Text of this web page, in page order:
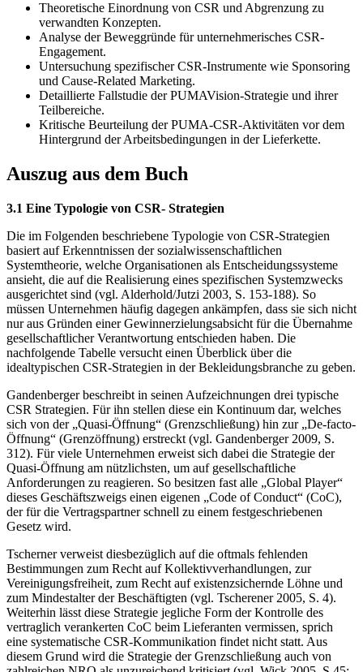
Theoretische Einordnung von CSR und Abgrenzung zu
verwandten Konzepten.
Analyse der Beweggründe für unternehmerisches CSR-
Engagement.
Untersuchung spezifischer CSR-Instrumente wie Sponsoring
und Cause-Related Marketing.
Detaillierte Fallstudie der PUMAVision-Strategie und ihrer
Teilbereiche.
Kritische Beurteilung der PUMA-CSR-Aktivitäten vor dem
Hintergrund der Arbeitsbedingungen in der Lieferkette.
Auszug aus dem Buch
3.1 Eine Typologie von CSR- Strategien
Die im Folgenden beschriebene Typologie von CSR-Strategien
basiert auf Erkenntnissen der sozialwissenschaftlichen
Systemtheorie, welche Organisationen als Entscheidungssysteme
ansieht, die auf die Realisierung eines spezifischen Systemzwecks
ausgerichtet sind (vgl. Alderhold/Jutzi 2003, S. 153-188). So
müssen Unternehmen häufig dagegen ankämpfen, dass sie sich nicht
nur aus Gründen einer Gewinnerzielungsabsicht für die Übernahme
gesellschaftlicher Verantwortung entschieden haben. Die
nachfolgende Tabelle versucht einen Überblick über die
idealtypischen CSR-Strategien in der Bekleidungsbranche zu geben.
Gandenberger beschreibt in seinen Aufzeichnungen drei typische
CSR Strategien. Für ihn stellen diese ein Kontinuum dar, welches
sich von der „Quasi-Öffnung“ (Grenzschließung) hin zur „De-facto-
Öffnung“ (Grenzöffnung) erstreckt (vgl. Gandenberger 2009, S.
312). Für viele Unternehmen erweist sich dabei die Strategie der
Quasi-Öffnung am nützlichsten, um auf gesellschaftliche
Anforderungen zu reagieren. So besitzen fast alle „Global Player“
dieses Geschäftszweigs einen eigenen „Code of Conduct“ (CoC),
der für die Vertragspartner schnell zu einem festgeschriebenen
Gesetz wird.
Tscherner verweist diesbezüglich auf die oftmals fehlenden
Bestimmungen zum Recht auf Kollektivverhandlungen, zur
Vereinigungsfreiheit, zum Recht auf existenzsichernde Löhne und
zum Mindestalter der Beschäftigten (vgl. Tscherener 2005, S. 4).
Weiterhin lässt diese Strategie jegliche Form der Kontrolle des
vertraglich verankerten CoC beim Lieferanten vermissen, sprich
eine systematische CSR-Kommunikation findet nicht statt. Aus
diesem Grund wird die Strategie der Grenzschließung auch von